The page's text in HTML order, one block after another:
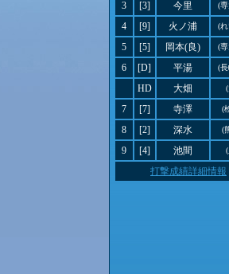
3 [3] 今里 (
4 [9] 火ノ浦 (
5 [5] 岡本(良) (
6 [D] 平湯 (
HD 大畑
7 [7] 寺澤 (
8 [2] 深水 (
9 [4] 池間
打撃成績詳細情報